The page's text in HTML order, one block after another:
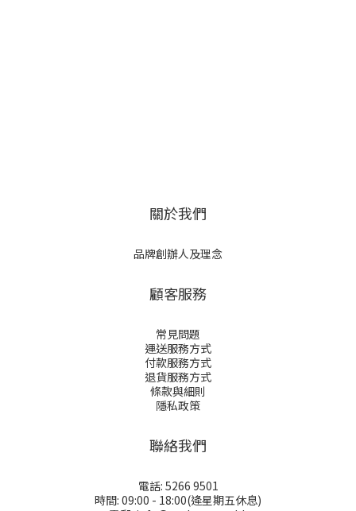
關於我們
品牌創辦人及理念
顧客服務
常見問題
運送服務方式
付款服務方式
退貨服務方式
條款與細則
隱私政策
聯絡我們
電話: 5266 9501
時間: 09:00 - 18:00(逄星期五休息)